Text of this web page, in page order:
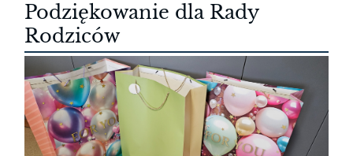
Podziękowanie dla Rady
Rodziców